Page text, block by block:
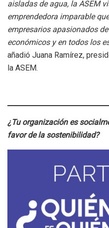
aisladas de agua, la ASEM
emprendedora imparable
empresarios apasionados
económicos y en todos los
añadió Juana Ramírez,
la ASEM.
¿Tu organización es
favor de la sostenibilidad?